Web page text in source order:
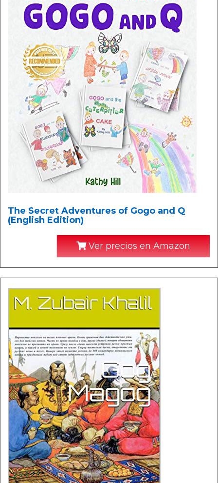
The Secret Adventures of Gogo and Q
(English Edition)
Ver precios en Amazon